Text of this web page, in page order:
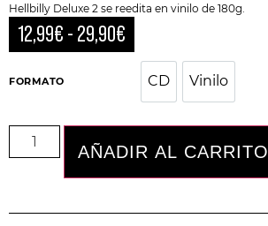
Hellbilly Deluxe 2 se reedita en vinilo de 180g.
12,99€ - 29,90€
FORMATO CD Vinilo
AÑADIR AL CARRITO